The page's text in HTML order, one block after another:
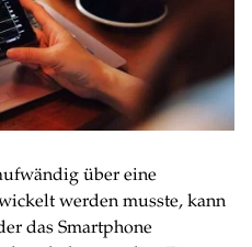
über eine
werden musste, kann
das Smartphone